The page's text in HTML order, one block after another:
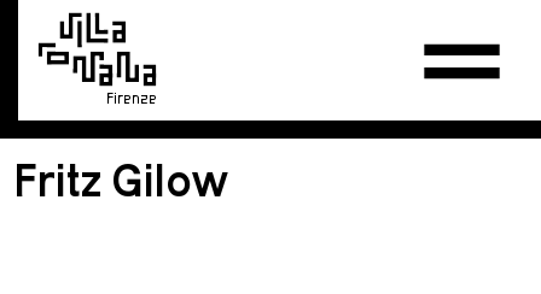
Firenze
Fritz Gilow